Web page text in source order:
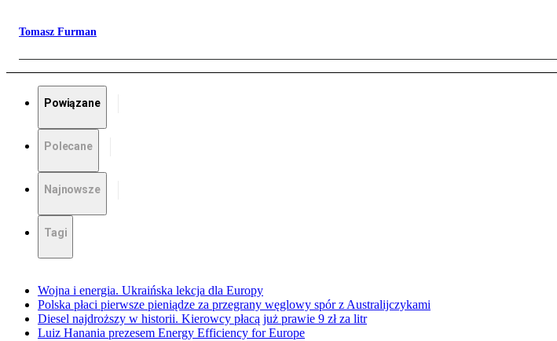
Tomasz Furman
Powiązane
Polecane
Najnowsze
Tagi
Wojna i energia. Ukraińska lekcja dla Europy
Polska płaci pierwsze pieniądze za przegrany węglowy spór z Australijczykami
Diesel najdroższy w historii. Kierowcy płacą już prawie 9 zł za litr
Luiz Hanania prezesem Energy Efficiency for Europe